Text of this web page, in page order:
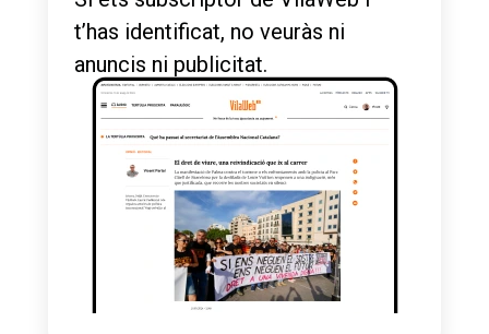
t’has identificat, no veuràs ni
anuncis ni publicitat.